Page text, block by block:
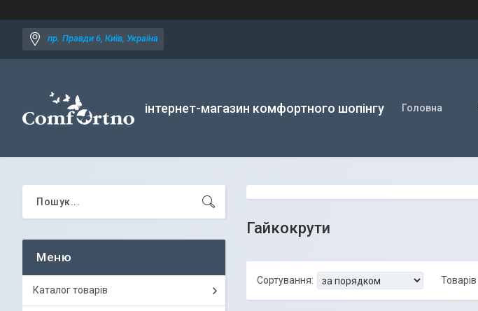
пр. Правди 6, Київ, Україна
інтернет-магазин комфортного шопінгу Головна
Гайкокрути
Каталог товарів